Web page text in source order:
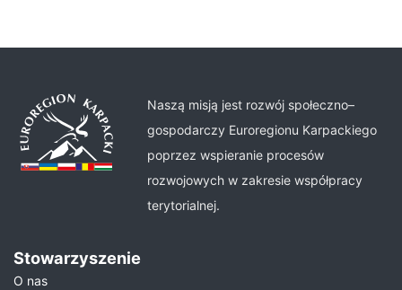
Naszą misją jest rozwój społeczno–
gospodarczy Euroregionu Karpackiego
poprzez wspieranie procesów
rozwojowych w zakresie współpracy
terytorialnej.
Stowarzyszenie
O nas